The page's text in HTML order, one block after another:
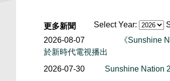
Select Year:
更多新聞
2026-08-07
《Sunshine
於新時代電視播出
2026-07-30
Sunshine Nation